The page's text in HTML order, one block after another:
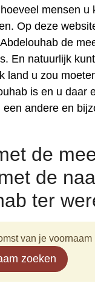
mensen u
Op deze
de
En natuurlijk
land u zou
is en u daar
andere en
de
de
ter
van je voornaam
zoeken